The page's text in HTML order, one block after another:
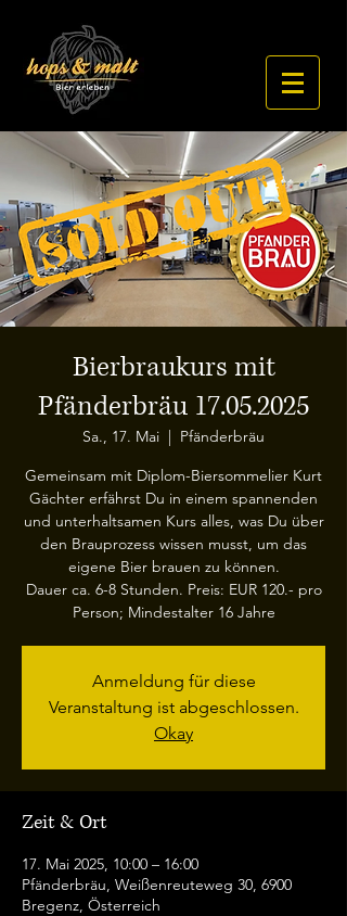
Bierbraukurs mit
Pfänderbräu 17.05.2025
Sa., 17. Mai
  |
Pfänderbräu
Gemeinsam mit Diplom-Biersommelier Kurt
Gächter erfährst Du in einem spannenden
und unterhaltsamen Kurs alles, was Du über
den Brauprozess wissen musst, um das
eigene Bier brauen zu können.
Dauer ca. 6-8 Stunden. Preis: EUR 120.- pro
Person; Mindestalter 16 Jahre
Anmeldung für diese
Veranstaltung ist abgeschlossen.
Okay
Zeit & Ort
17. Mai 2025, 10:00 – 16:00
Pfänderbräu, Weißenreuteweg 30, 6900
Bregenz, Österreich